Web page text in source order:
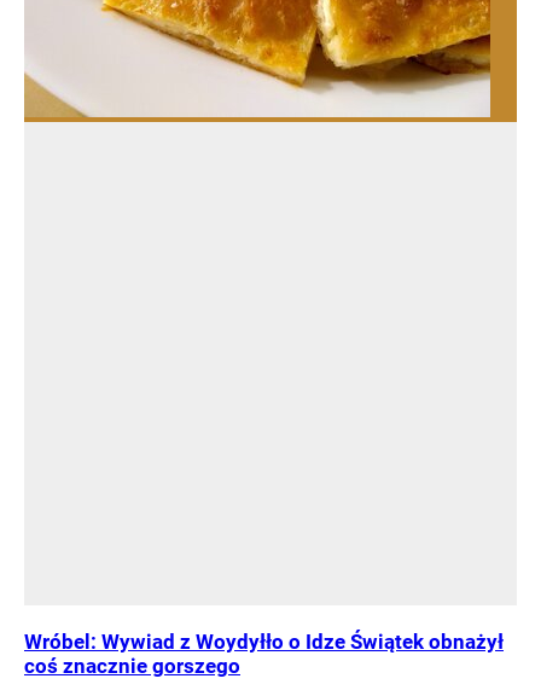
Wróbel: Wywiad z Woydyłło o Idze Świątek obnażył
coś znacznie gorszego